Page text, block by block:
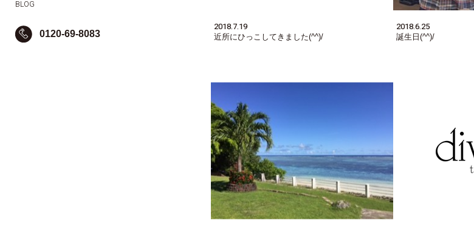
BLOG
0120-69-8083
2018.7.19
近所にひっこしてきました(^^)/
2018.6.25
誕生日(^^)/